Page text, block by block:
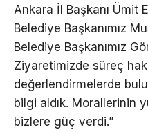
Ankara İl Başkanı Ümit
Belediye Başkanımız
Belediye Başkanımız
Ziyaretimizde süreç
değerlendirmelerde
bilgi aldık. Morallerinin
bizlere güç verdi.”